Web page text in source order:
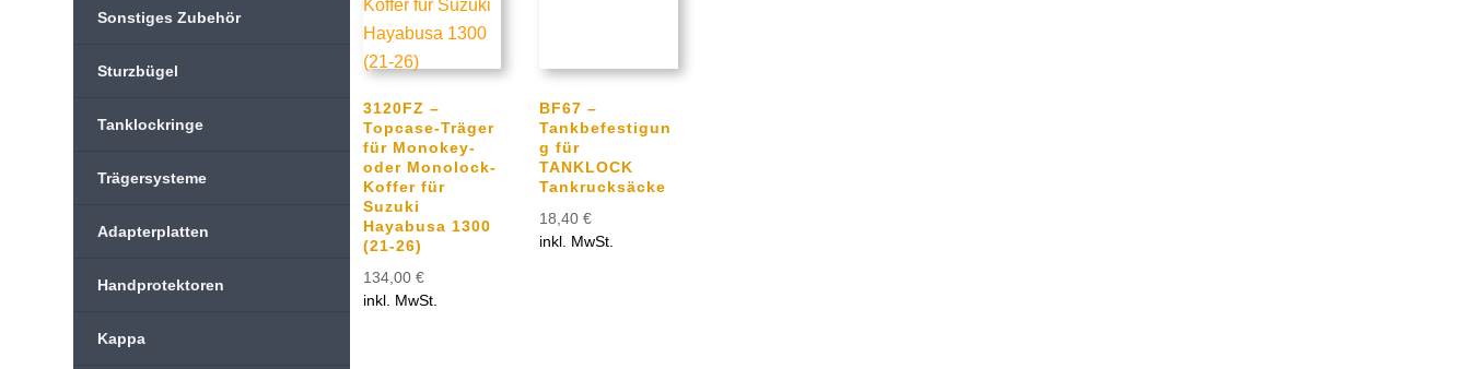
Sonstiges Zubehör
Sturzbügel
Tanklockringe
Trägersysteme
Adapterplatten
Handprotektoren
Kappa
3120FZ –
Topcase-Träger
für Monokey-
oder Monolock-
Koffer für
Suzuki
Hayabusa 1300
(21-26)
134,00 €
inkl. MwSt.
BF67 –
Tankbefestigun
g für
TANKLOCK
Tankrucksäcke
18,40€
inkl. MwSt.